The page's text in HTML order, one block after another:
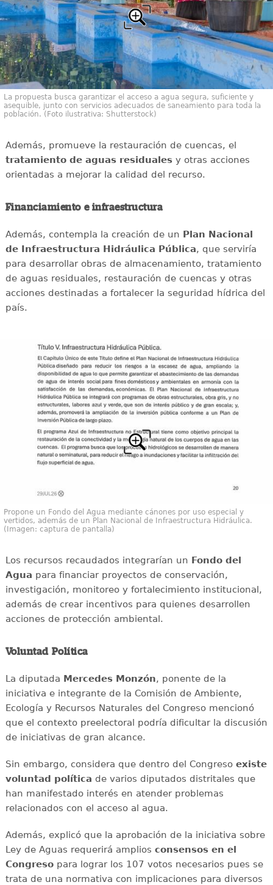
La propuesta busca garantizar el acceso a agua segura, suficiente y
asequible, junto con servicios adecuados de saneamiento para toda la
población. (Foto ilustrativa: Shutterstock)
Además, promueve la restauración de cuencas, el
tratamiento de aguas residualesy otras acciones
orientadas a mejorar la calidad del recurso.
Financiamiento e infraestructura
Además, contempla la creación de un Plan Nacional
de Infraestructura Hidráulica Pública, que serviría
para desarrollar obras de almacenamiento, tratamiento
de aguas residuales, restauración de cuencas y otras
acciones destinadas a fortalecer la seguridad hídrica del
país.
Propone un Fondo del Agua mediante cánones por uso especial y
vertidos, además de un Plan Nacional de Infraestructura Hidráulica.
(Imagen: captura de pantalla)
Los recursos recaudados integrarían un Fondo del
Agua para financiar proyectos de conservación,
investigación, monitoreo y fortalecimiento institucional,
además de crear incentivos para quienes desarrollen
acciones de protección ambiental.
Voluntad Política
La diputada Mercedes Monzón, ponente de la
iniciativa e integrante de la Comisión de Ambiente,
Ecología y Recursos Naturales del Congreso mencionó
que el contexto preelectoral podría dificultar la discusión
de iniciativas de gran alcance.
Sin embargo, considera que dentro del Congreso existe
voluntad política de varios diputados distritales que
han manifestado interés en atender problemas
relacionados con el acceso al agua.
Además, explicó que la aprobación de la iniciativa sobre
Ley de Aguas requerirá amplios consensos en el
Congresopara lograr los 107 votos necesarios pues se
trata de una normativa con implicaciones para diversos